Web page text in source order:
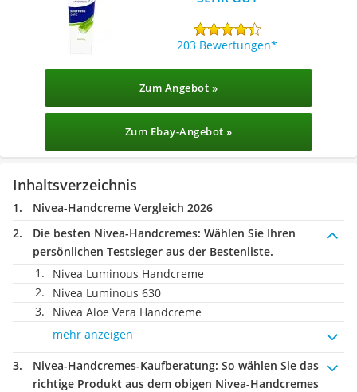
203 Bewertungen
Zum Angebot »
Zum Ebay-Angebot »
Inhaltsverzeichnis
Nivea-Handcreme Vergleich 2026
Die besten Nivea-Handcremes: Wählen Sie Ihren
persönlichen Testsieger aus der Bestenliste.
Nivea Luminous Handcreme
Nivea Luminous 630
Nivea Aloe Vera Handcreme
mehr anzeigen
Nivea-Handcremes-Kaufberatung: So wählen Sie das
richtige Produkt aus dem obigen Nivea-Handcremes